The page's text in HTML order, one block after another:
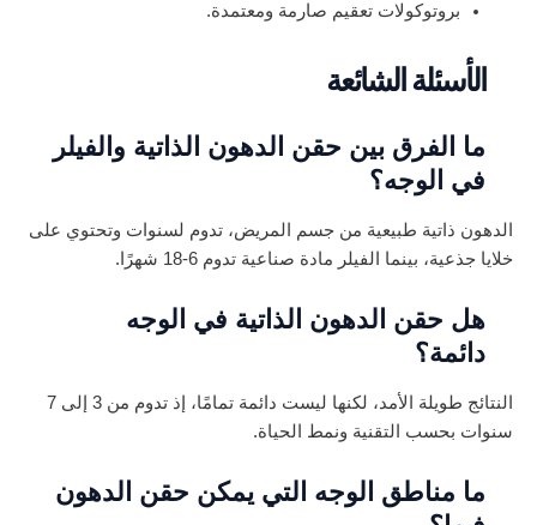
بروتوكولات تعقيم صارمة ومعتمدة.
الأسئلة الشائعة
ما الفرق بين حقن الدهون الذاتية والفيلر
في الوجه؟
الدهون ذاتية طبيعية من جسم المريض، تدوم لسنوات وتحتوي على
خلايا جذعية، بينما الفيلر مادة صناعية تدوم 6-18 شهرًا.
هل حقن الدهون الذاتية في الوجه
دائمة؟
النتائج طويلة الأمد، لكنها ليست دائمة تمامًا، إذ تدوم من 3 إلى 7
سنوات بحسب التقنية ونمط الحياة.
ما مناطق الوجه التي يمكن حقن الدهون